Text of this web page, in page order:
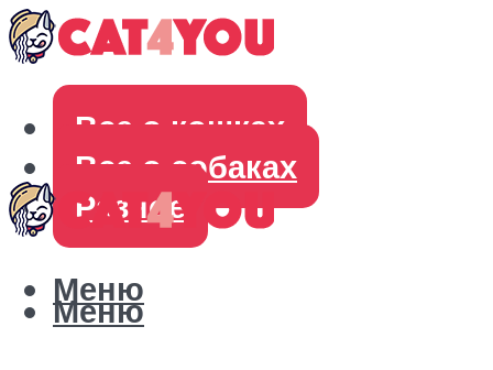
Все о кошках
Все о собаках
Разное
Меню
Меню